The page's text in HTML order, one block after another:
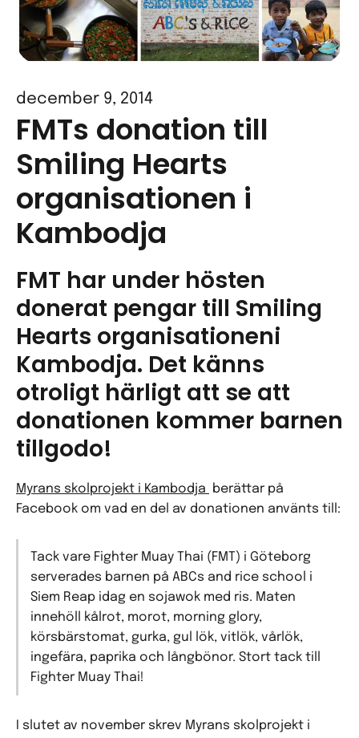
december 9, 2014
FMTs donation till
Smiling Hearts
organisationen i
Kambodja
FMT har under hösten
donerat pengar till Smiling
Hearts organisationeni
Kambodja. Det känns
otroligt härligt att se att
donationen kommer barnen
tillgodo!
Myrans skolprojekt i Kambodja berättar på
Facebook om vad en del av donationen använts till:
Tack vare Fighter Muay Thai (FMT) i Göteborg
serverades barnen på ABCs and rice school i
Siem Reap idag en sojawok med ris. Maten
innehöll kålrot, morot, morning glory,
körsbärstomat, gurka, gul lök, vitlök, vårlök,
ingefära, paprika och långbönor. Stort tack till
Fighter Muay Thai!
I slutet av november skrev Myrans skolprojekt i